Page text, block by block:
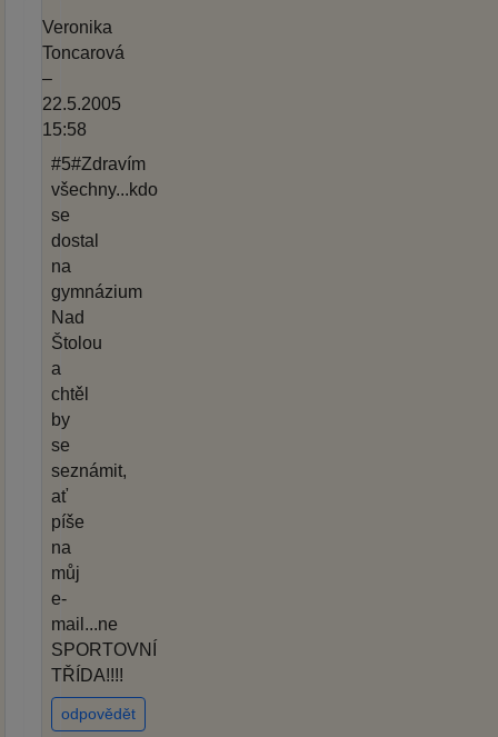
Veronika
Toncarová
–
22.5.2005
15:58
#5#Zdravím
všechny...kdo
se
dostal
na
gymnázium
Nad
Štolou
a
chtěl
by
se
seznámit,
ať
píše
na
můj
e-
mail...ne
SPORTOVNÍ
TŘÍDA!!!!
odpovědět